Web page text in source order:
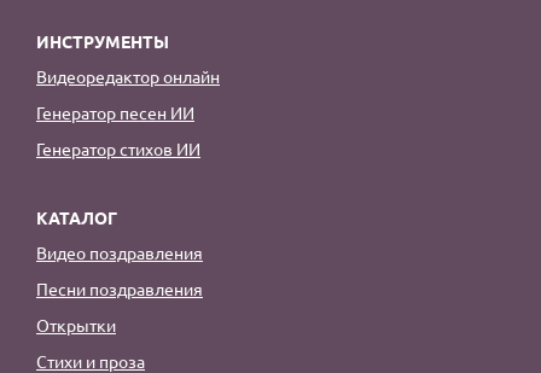
ИНСТРУМЕНТЫ
Видеоредактор онлайн
Генератор песен ИИ
Генератор стихов ИИ
КАТАЛОГ
Видео поздравления
Песни поздравления
Открытки
Стихи и проза